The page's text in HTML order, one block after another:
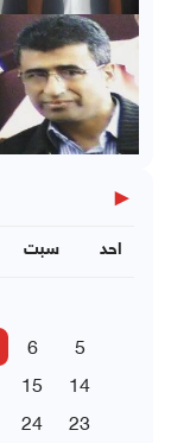
◀
سبت احد
5
6
14
15
23
24